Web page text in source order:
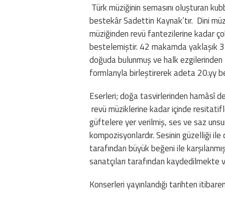
Türk müziğinin semasını oluşturan
bestekâr Sadettin Kaynak’tır. Dini
müziğinden revü fantezilerine kadar
bestelemiştir. 42 makamda yaklaşık
doğuda bulunmuş ve halk
formlarıyla birleştirerek adeta 20.yy
Eserleri; doğa tasvirlerinden hamâsî
revü müziklerine kadar içinde
güftelere yer verilmiş, ses ve saz
kompozisyonlardır. Sesinin güzelliği
tarafından büyük beğeni ile
sanatçıları tarafından
Konserleri yayınlandığı tarihten